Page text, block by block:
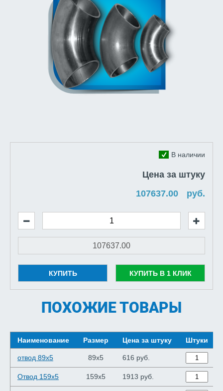
В наличии
Цена за штуку
руб.
КУПИТЬ КУПИТЬ В 1 КЛИК
ПОХОЖИЕ ТОВАРЫ
Наименование Размер Цена за штуку Штуки
отвод 89х5 89х5 616 руб.
Отвод 159х5 159х5 1913 руб.